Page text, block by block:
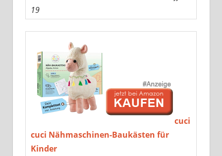
19
cuci
cuci Nähmaschinen-Baukästen für
Kinder